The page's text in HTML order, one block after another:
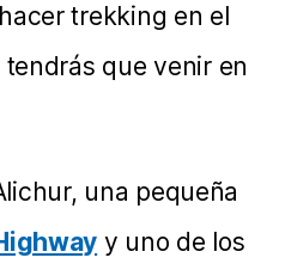
trekking en el
que venir en
una pequeña
y uno de los